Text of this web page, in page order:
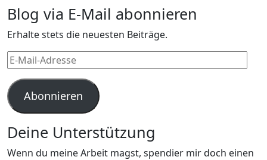
Blog via E-Mail abonnieren
Erhalte stets die neuesten Beiträge.
E-
Mail-
Adresse
Abonnieren
Deine Unterstützung
Wenn du meine Arbeit magst, spendier mir doch einen